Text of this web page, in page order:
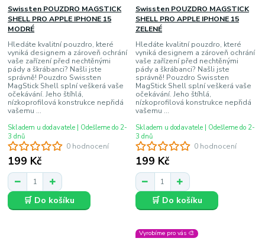
0 hodnocení
Swissten POUZDRO MAGSTICK
SHELL PRO APPLE IPHONE 15
MODRÉ
Hledáte kvalitní pouzdro, které
vyniká designem a zároveň ochrání
vaše zařízení před nechtěnými
pády a škrábanci? Našli jste
správně! Pouzdro Swissten
MagStick Shell splní veškerá vaše
očekávání. Jeho štíhlá,
nízkoprofilová konstrukce nepřidá
vašemu ...
199 Kč
Skladem u dodavatele | Odešleme do 2-
3 dnů
🛒 Do košíku
0 hodnocení
Swissten POUZDRO MAGSTICK
SHELL PRO APPLE IPHONE 15
ZELENÉ
Hledáte kvalitní pouzdro, které
vyniká designem a zároveň ochrání
vaše zařízení před nechtěnými
pády a škrábanci? Našli jste
správně! Pouzdro Swissten
MagStick Shell splní veškerá vaše
očekávání. Jeho štíhlá,
nízkoprofilová konstrukce nepřidá
vašemu ...
199 Kč
Skladem u dodavatele | Odešleme do 2-
3 dnů
🛒 Do košíku
Vyrobíme pro vás 🎨